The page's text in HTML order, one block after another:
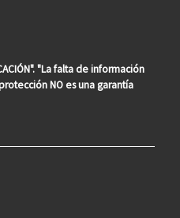
"La falta de información
NO es una garantía